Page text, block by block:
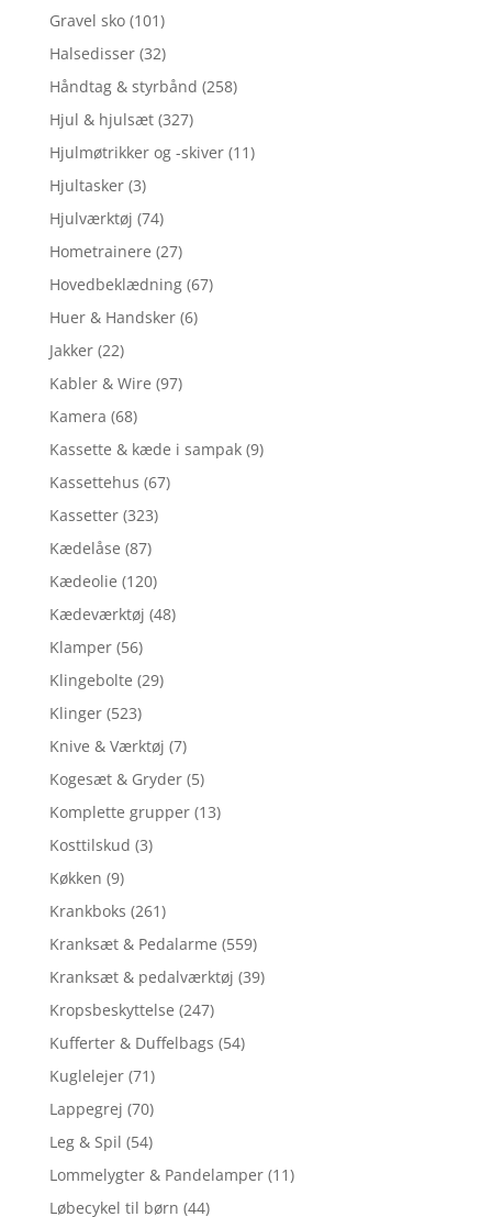
Gravel sko (101)
Halsedisser (32)
Håndtag & styrbånd (258)
Hjul & hjulsæt (327)
Hjulmøtrikker og -skiver (11)
Hjultasker (3)
Hjulværktøj (74)
Hometrainere (27)
Hovedbeklædning (67)
Huer & Handsker (6)
Jakker (22)
Kabler & Wire (97)
Kamera (68)
Kassette & kæde i sampak (9)
Kassettehus (67)
Kassetter (323)
Kædelåse (87)
Kædeolie (120)
Kædeværktøj (48)
Klamper (56)
Klingebolte (29)
Klinger (523)
Knive & Værktøj (7)
Kogesæt & Gryder (5)
Komplette grupper (13)
Kosttilskud (3)
Køkken (9)
Krankboks (261)
Kranksæt & Pedalarme (559)
Kranksæt & pedalværktøj (39)
Kropsbeskyttelse (247)
Kufferter & Duffelbags (54)
Kuglelejer (71)
Lappegrej (70)
Leg & Spil (54)
Lommelygter & Pandelamper (11)
Løbecykel til børn (44)